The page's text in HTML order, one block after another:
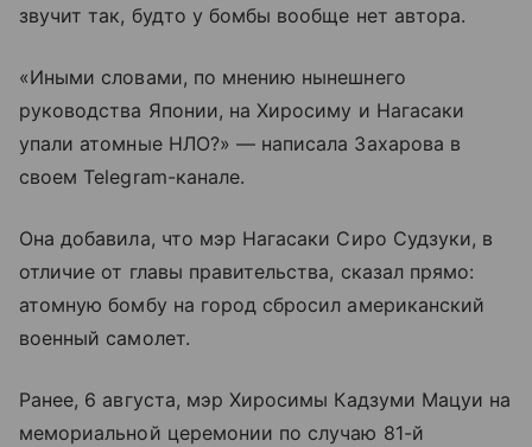
звучит так, будто у бомбы вообще нет автора.
«Иными словами, по мнению нынешнего
руководства Японии, на Хиросиму и Нагасаки
упали атомные НЛО?» — написала Захарова в
своем Telegram-канале.
Она добавила, что мэр Нагасаки Сиро Судзуки, в
отличие от главы правительства, сказал прямо:
атомную бомбу на город сбросил американский
военный самолет.
Ранее, 6 августа, мэр Хиросимы Кадзуми Мацуи на
мемориальной церемонии по случаю 81-й